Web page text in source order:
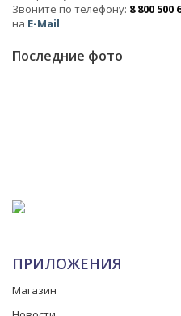
Звоните по телефону: 8 800 500
на E-Mail
Последние фото
ПРИЛОЖЕНИЯ
Магазин